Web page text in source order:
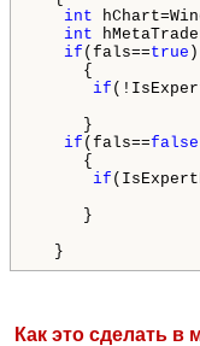
int
int
if (fals==true )
{
if
}
if (fals==false
{
if
}
}
Как это сделать